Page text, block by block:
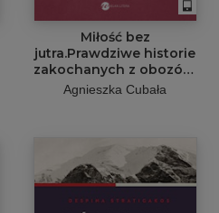
Miłość bez
jutra.Prawdziwe historie
zakochanych z obozów,
łagrów, więzień i gettv
Agnieszka Cubała